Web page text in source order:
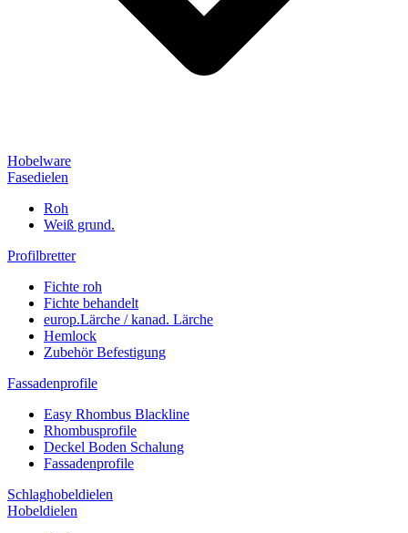
Hobelware
Fasedielen
Roh
Weiß grund.
Profilbretter
Fichte roh
Fichte behandelt
europ.Lärche / kanad. Lärche
Hemlock
Zubehör Befestigung
Fassadenprofile
Easy Rhombus Blackline
Rhombusprofile
Deckel Boden Schalung
Fassadenprofile
Schlaghobeldielen
Hobeldielen